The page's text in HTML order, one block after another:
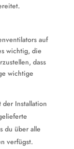
auf
wichtig, die
dass
wichtige
Installation
du über alle
verfügst.